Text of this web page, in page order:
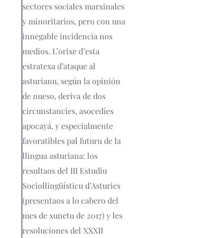
sectores sociales marxinales
y minoritarios, pero con una
innegable incidencia nos
medios. L’orixe d’esta
estratexa d’ataque al
asturianu, según la opinión
de nueso, deriva de dos
circunstancies, asocedíes
apocayá, y especialmente
favoratibles pal futuru de la
llingua asturiana: los
resultaos del III Estudiu
Sociollingüísticu d’Asturies
(presentaos a lo cabero del
mes de xunetu de 2017) y les
resoluciones del XXXII